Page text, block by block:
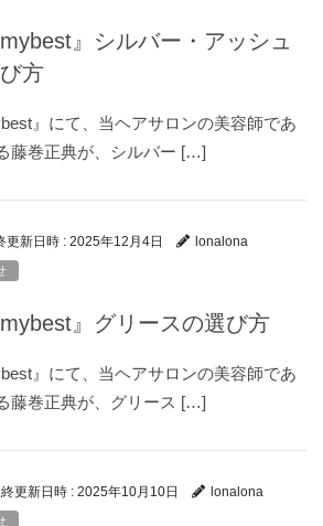
』シルバー・アッシュ
方
』にて、当ヘアサロンの美容師であ
藤巻正典が、シルバー […]
更新日時 : 2025年12月4日 lonalona
mybest』グリースの選び方
』にて、当ヘアサロンの美容師であ
藤巻正典が、グリース […]
更新日時 : 2025年10月10日 lonalona